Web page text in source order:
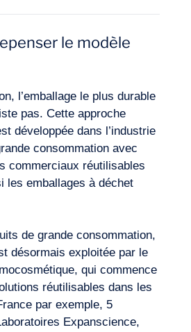
le modèle
l’emballage le plus durable
pas. Cette approche
développée dans l’industrie
consommation avec
commerciaux réutilisables
les emballages à déchet
de grande consommation,
désormais exploitée par le
qui commence
réutilisables dans les
par exemple, 5
Expanscience,